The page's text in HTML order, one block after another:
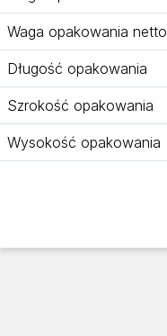
Waga opakowania netto
Długość opakowania
Szrokość opakowania
Wysokość opakowania